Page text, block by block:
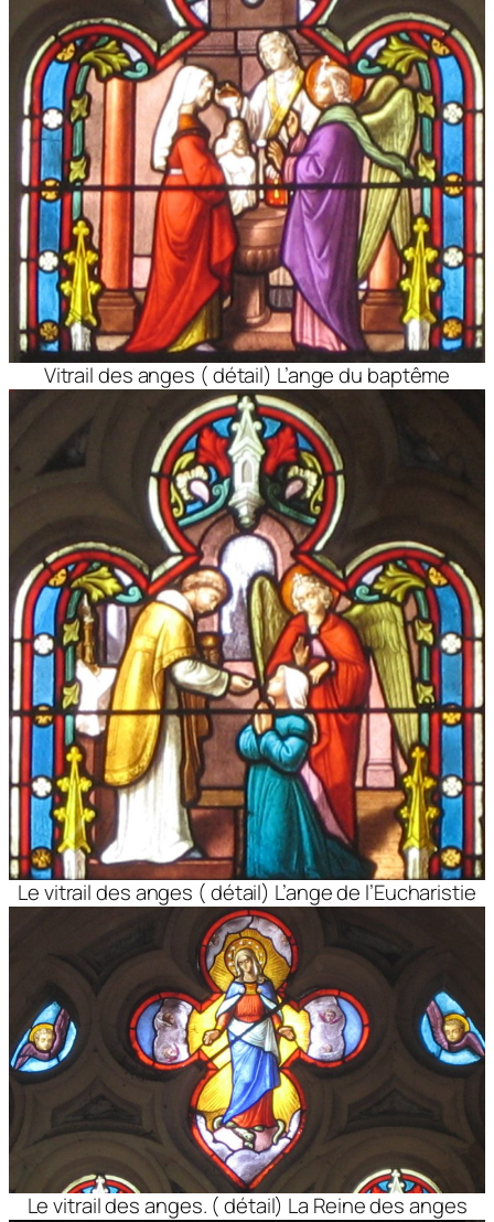
Vitrail des anges ( détail) L’ange du baptême
Le vitrail des anges ( détail) L’ange de l’Eucharistie
Le vitrail des anges. ( détail) La Reine des anges